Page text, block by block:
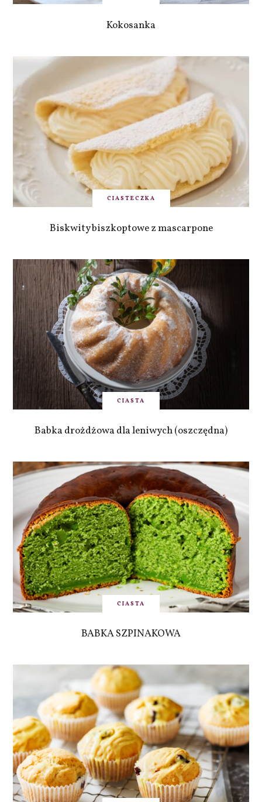
Kokosanka
CIASTECZKA
Biskwity biszkoptowe z mascarpone
CIASTA
Babka drożdżowa dla leniwych (oszczędna)
CIASTA
BABKA SZPINAKOWA